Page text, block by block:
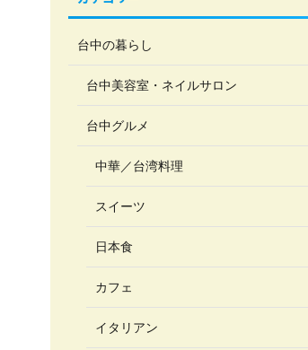
台中の暮らし
台中美容室・ネイルサロン
台中グルメ
中華／台湾料理
スイーツ
日本食
カフェ
イタリアン